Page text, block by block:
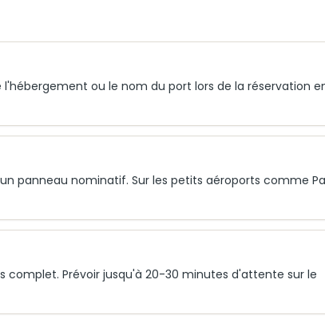
ou le nom du port lors de la réservation
panneau nominatif. Sur les petits aéroports comme
Prévoir jusqu'à 20-30 minutes d'attente sur le